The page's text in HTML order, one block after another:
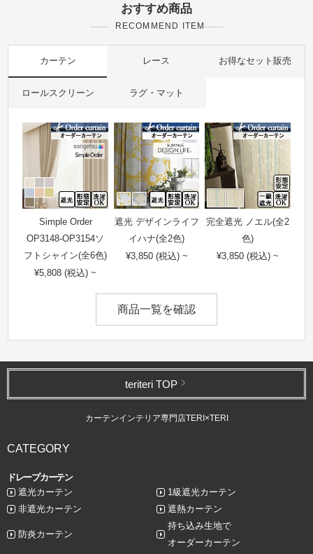
おすすめ商品
RECOMMEND ITEM
カーテン レース お得なセット販売
ロールスクリーン ラグ・マット
Simple Order
OP3148-OP3154ソ
フトシャイン(全6色)
¥5,808 (税込) ~
遮光 デザインライフ
イハナ(全2色)
¥3,850 (税込) ~
完全遮光 ノエル(全2
色)
¥3,850 (税込) ~
商品一覧を確認
teriteri TOP
カーテンインテリア専門店TERI×TERI
CATEGORY
ドレープカーテン
遮光カーテン
1級遮光カーテン
非遮光カーテン
遮熱カーテン
防炎カーテン
持ち込み生地で
オーダーカーテン